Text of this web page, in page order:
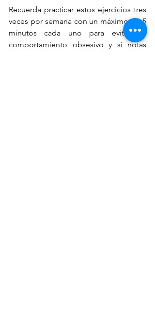
Recuerda practicar estos ejercicios tres
veces por semana con un máximo de 5
minutos cada uno para evitar un
comportamiento obsesivo y si notas